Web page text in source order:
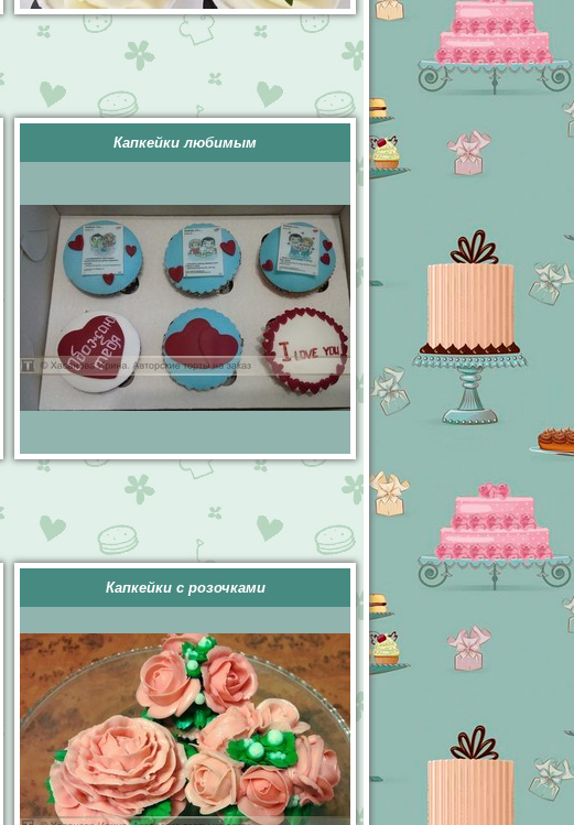
Капкейки любимым
Капкейки с розочками